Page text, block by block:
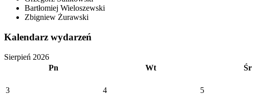
Bartłomiej Wieloszewski
Zbigniew Żurawski
Kalendarz wydarzeń
Sierpień 2026
Pn
Wt Śr
3
4 5